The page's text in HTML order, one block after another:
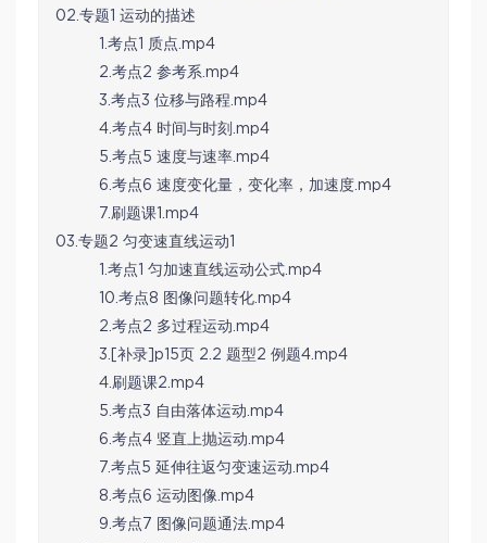
02.专题1 运动的描述
1.考点1 质点.mp4
2.考点2 参考系.mp4
3.考点3 位移与路程.mp4
4.考点4 时间与时刻.mp4
5.考点5 速度与速率.mp4
6.考点6 速度变化量，变化率，加速度.mp4
7.刷题课1.mp4
03.专题2 匀变速直线运动1
1.考点1 匀加速直线运动公式.mp4
10.考点8 图像问题转化.mp4
2.考点2 多过程运动.mp4
3.[补录]p15页 2.2 题型2 例题4.mp4
4.刷题课2.mp4
5.考点3 自由落体运动.mp4
6.考点4 竖直上抛运动.mp4
7.考点5 延伸往返匀变速运动.mp4
8.考点6 运动图像.mp4
9.考点7 图像问题通法.mp4